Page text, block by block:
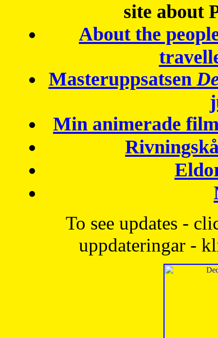
site about
About the
Masteruppsatsen
Min animerade
To see updates -
uppdateringar -